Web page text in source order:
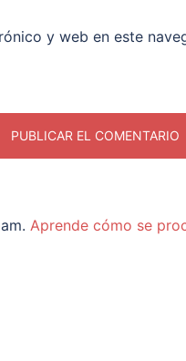
y web en este
Aprende cómo se